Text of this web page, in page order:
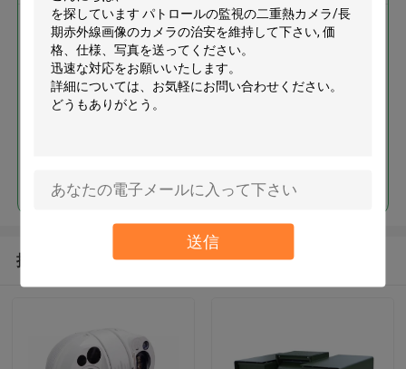
送信
パトロールの監視の二重熱カメ
ラ/長期赤外線画像のカメラの治
安を維持して下さい
推薦されたプロダクト